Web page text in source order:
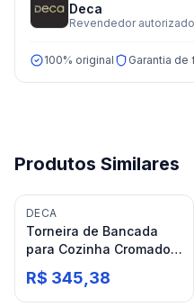
Deca
Revendedor autorizado
100% original Garantia de
Produtos Similares
DECA
Torneira de Bancada
para Cozinha Cromado
Deca Aspen
R$ 345,38